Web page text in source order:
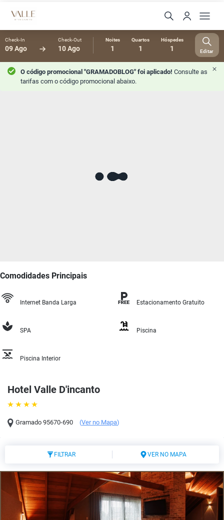
Check-In
09 Ago
Check-Out
10 Ago
Noites
1
Quartos
1
Hóspedes
1 Editar
O código promocional "GRAMADOBLOG" foi aplicado! Consulte as
tarifas com o código promocional abaixo.
Hotel Valle D'incanto
Gramado 95670-690 (Ver no Mapa)
Comodidades Principais
Internet Banda Larga Estacionamento Gratuito
SPA Piscina
Piscina Interior
FILTRAR VER NO MAPA